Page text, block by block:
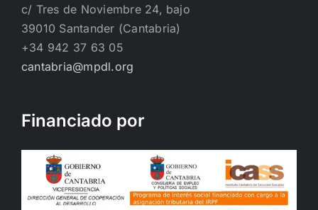
c/ Tres de Noviembre 24, bajo
39010 Santander (Cantabria)
+34 942 37 63 05
cantabria@mpdl.org
Financiado por